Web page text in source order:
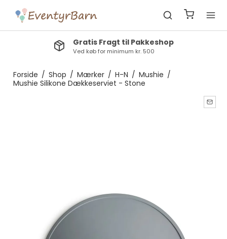
Gratis Fragt til Pakkeshop
Ved køb for minimum kr. 500
Forside / Shop / Mærker / H-N / Mushie /
Mushie Silikone Dækkeserviet - Stone